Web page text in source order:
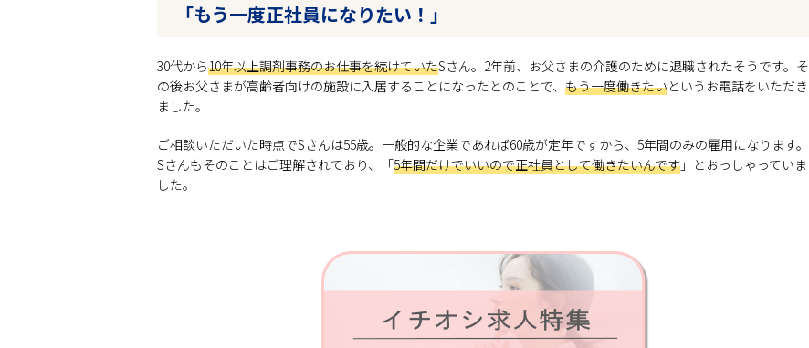
「もう一度正社員になりたい！」
30代から10年以上調剤事務のお仕事を続けていたSさん。2年前、お父さまの介護のために退職されたそうです。そ
の後お父さまが高齢者向けの施設に入居することになったとのことで、 もう一度働きたいというお電話をいただき
ました。
ご相談いただいた時点でSさんは55歳。一般的な企業であれば60歳が定年ですから、5年間のみの雇用になります。
Sさんもそのことはご理解されており、「5年間だけでいいので正社員として働きたいんです 」とおっしゃっていま
した。